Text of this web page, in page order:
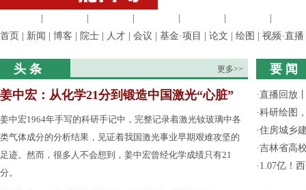
首页
新闻 博客 院士 人才 会议 基金·项目 论文 绘图 视频·直播
头 条 更多>>
姜中宏：从化学21分到锻造中国激光“心脏”
姜中宏1964年手写的科研手记中，完整记录着激光钕玻璃中各
类气体成分的分析结果，见证着我国激光事业早期艰难攻坚的
足迹。然而，很多人不会想到，姜中宏曾经化学成绩只有21
分。
要 闻
·直播回放
·科研绘图
·住房城乡
·吉林省高
· 1.07亿！